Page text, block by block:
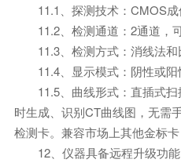
11.1、探测技术：CMOS成
11.2、检测通道：2通道，可
11.3、检测方式：消线法和
11.4、显示模式：阴性或阳
11.5、曲线形式：直插式扫
时生成、识别CT曲线图，无需
检测卡。兼容市场上其他金标卡
12、仪器具备远程升级功能